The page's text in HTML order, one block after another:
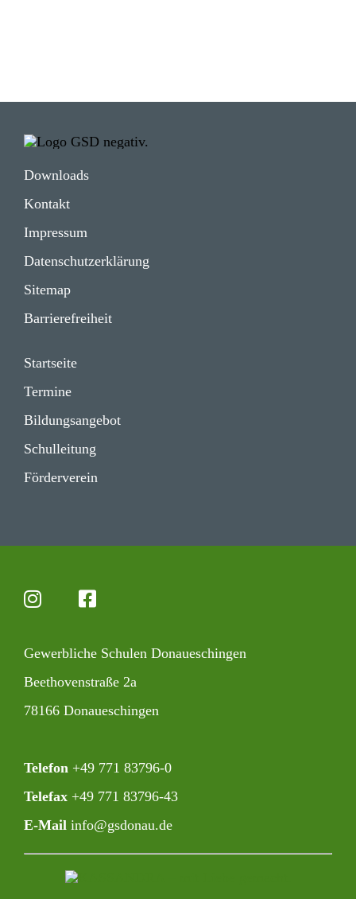
Down­loads
Kontakt
Impressum
Daten­schutz­er­klä­rung
Sitemap
Barrie­re­frei­heit
Start­seite
Termine
Bildungs­angebot
Schul­lei­tung
Förder­verein
Gewerb­liche Schulen Donaueschingen
Beet­ho­ven­straße 2a
78166 Donaueschingen
Telefon+49 771 83796-0‍
Telefax+49 771 83796-43
E-Mailinfo@gsdonau.de